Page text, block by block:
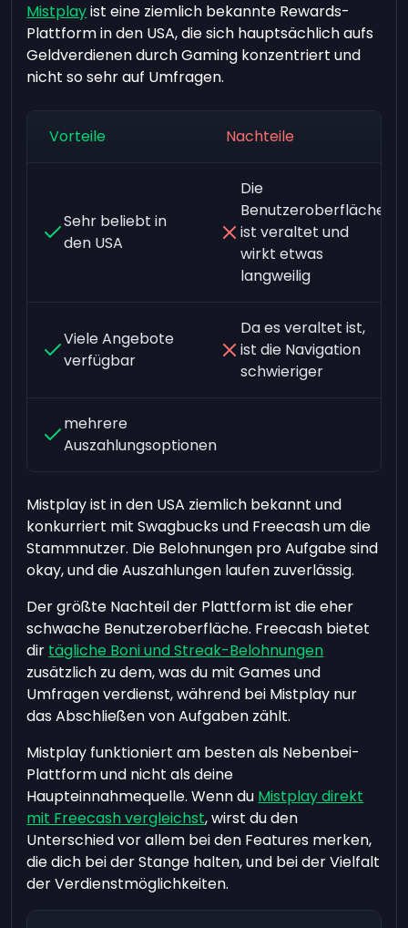
Mistplayist eine ziemlich bekannte Rewards-
Plattform in den USA, die sich hauptsächlich aufs
Geldverdienen durch Gaming konzentriert und
nicht so sehr auf Umfragen.
Vorteile Nachteile
Sehr beliebt in
den USA
Die
Benutzeroberfläche
ist veraltet und
wirkt etwas
langweilig
Viele Angebote
verfügbar
Da es veraltet ist,
ist die Navigation
schwieriger
mehrere
Auszahlungsoptionen
Mistplay ist in den USA ziemlich bekannt und
konkurriert mit Swagbucks und Freecash um die
Stammnutzer. Die Belohnungen pro Aufgabe sind
okay, und die Auszahlungen laufen zuverlässig.
Der größte Nachteil der Plattform ist die eher
schwache Benutzeroberfläche. Freecash bietet
dir tägliche Boni und Streak-Belohnungen
zusätzlich zu dem, was du mit Games und
Umfragen verdienst, während bei Mistplay nur
das Abschließen von Aufgaben zählt.
Mistplay funktioniert am besten als Nebenbei-
Plattform und nicht als deine
Haupteinnahmequelle. Wenn du Mistplay direkt
mit Freecash vergleichst, wirst du den
Unterschied vor allem bei den Features merken,
die dich bei der Stange halten, und bei der Vielfalt
der Verdienstmöglichkeiten.